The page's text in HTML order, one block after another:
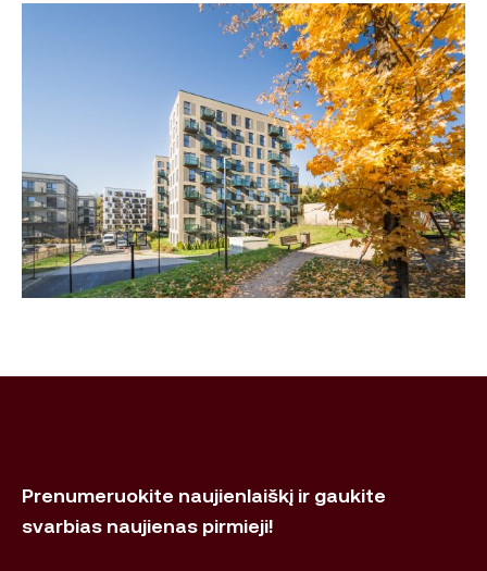
Prenumeruokite naujienlaiškį ir gaukite
svarbias naujienas pirmieji!